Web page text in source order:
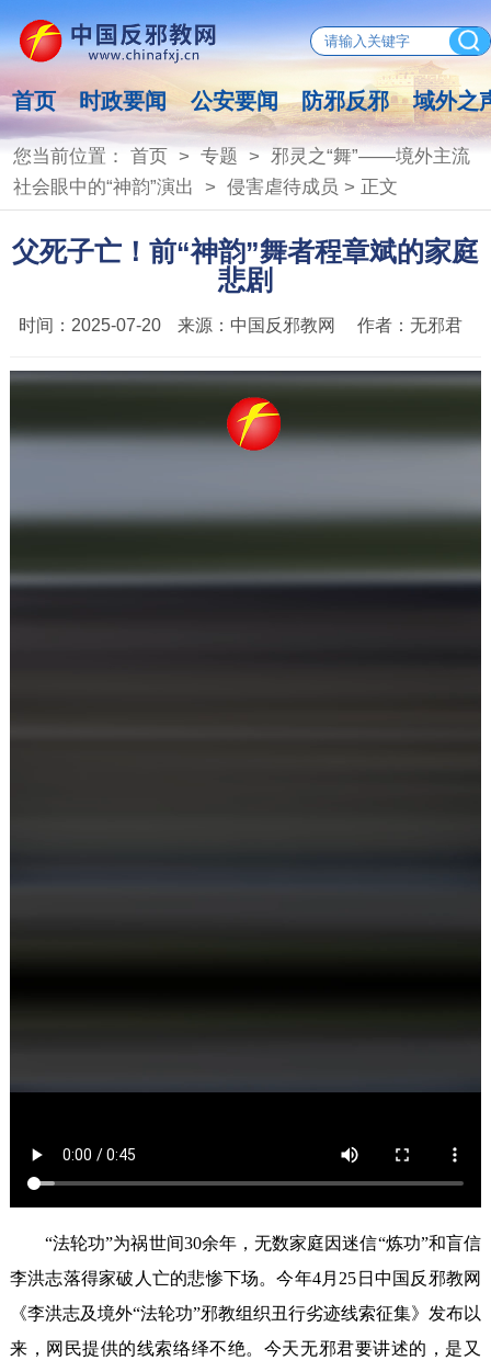
首页 时政要闻 公安要闻 防邪反邪 域外之
您当前位置： 首页> 专题 > 邪灵之“舞”——境外主流
社会眼中的“神韵”演出
> 侵害虐待成员 > 正文
父死子亡！前“神韵”舞者程章斌的家庭
悲剧
时间： 2025-07-20 来源： 中国反邪教网 作者： 无邪君
“法轮功”为祸世间30余年，无数家庭因迷信“炼功”和盲信
李洪志落得家破人亡的悲惨下场。今年4月25日中国反邪教网
《李洪志及境外“法轮功”邪教组织丑行劣迹线索征集》发布以
来，网民提供的线索络绎不绝。今天无邪君要讲述的，是又